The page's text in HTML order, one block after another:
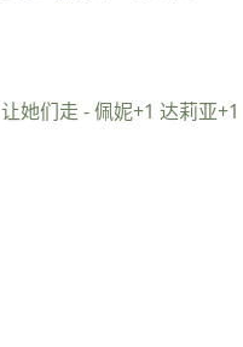
让她们走 - 佩妮+1 达莉亚+1